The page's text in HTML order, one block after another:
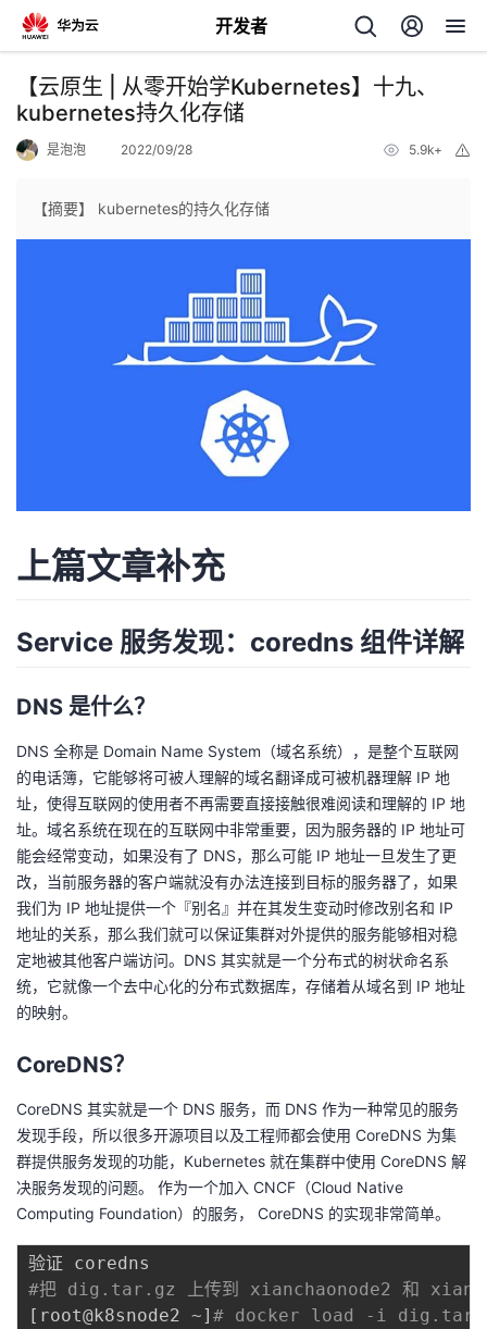
开发者
返
回
我
坛
圈
子
的
直
播
我
的
活
动
我
的
关
注
我
的
开
发
者
学
堂
我
的
我
我
的
Programs
我
的
支
持
我
的
技
我
的
【云原生 | 从零开始学Kubernetes】十九、
kubernetes持久化存储
是泡泡 2022/09/28 5.9k+
【摘要】 kubernetes的持久化存储
上篇文章补充
Service 服务发现：coredns 组件详解
DNS 是什么？
DNS 全称是 Domain Name System（域名系统），是整个互联网
的电话簿，它能够将可被人理解的域名翻译成可被机器理解 IP 地
址，使得互联网的使用者不再需要直接接触很难阅读和理解的 IP 地
址。域名系统在现在的互联网中非常重要，因为服务器的 IP 地址可
能会经常变动，如果没有了 DNS，那么可能 IP 地址一旦发生了更
改，当前服务器的客户端就没有办法连接到目标的服务器了，如果
我们为 IP 地址提供一个『别名』并在其发生变动时修改别名和 IP
地址的关系，那么我们就可以保证集群对外提供的服务能够相对稳
定地被其他客户端访问。DNS 其实就是一个分布式的树状命名系
统，它就像一个去中心化的分布式数据库，存储着从域名到 IP 地址
的映射。
CoreDNS？
CoreDNS 其实就是一个 DNS 服务，而 DNS 作为一种常见的服务
发现手段，所以很多开源项目以及工程师都会使用 CoreDNS 为集
群提供服务发现的功能，Kubernetes 就在集群中使用 CoreDNS 解
决服务发现的问题。 作为一个加入 CNCF（Cloud Native
Computing Foundation）的服务， CoreDNS 的实现非常简单。
#把 dig.tar.gz 上传到 xianchaonode2 和
[ root@k8snode2 ~] # docker load -i